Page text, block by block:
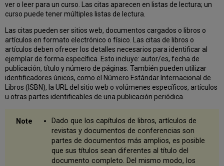
ver o leer para un curso. Las citas aparecen en listas de lectura; un
curso puede tener múltiples listas de lectura.
Las citas pueden ser sitios web, documentos cargados o libros o
artículos en formato electrónico o físico. Las citas de libros o
artículos deben ofrecer los detalles necesarios para identificar al
ejemplar de forma específica. Esto incluye: autor/es, fecha de
publicación, título y número de páginas. También pueden utilizar
identificadores únicos, como el Número Estándar Internacional de
Libros (ISBN), la URL del sitio web o volúmenes específicos, artículos
u otras partes identificables de una publicación periódica.
Dado que los capítulos de libros, artículos de
revistas y documentos de conferencias son
partes de documentos más amplios, es posible
que sus títulos sean diferentes al título del
documento completo. Del mismo modo, los